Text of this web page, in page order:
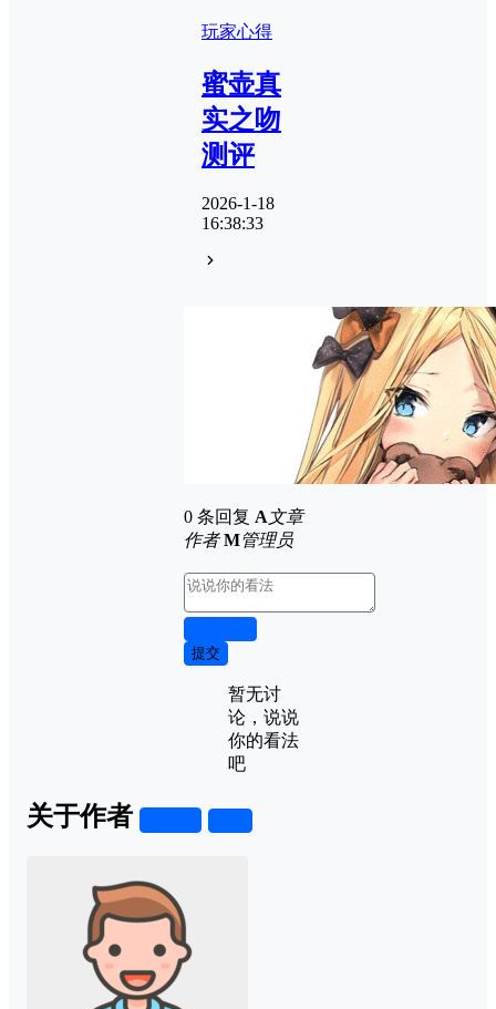
玩家心得
蜜壶真
实之吻
测评
2026-1-18
16:38:33
0 条回复 A文章
作者 M管理员
提交
暂无讨
论，说说
你的看法
吧
关于作者